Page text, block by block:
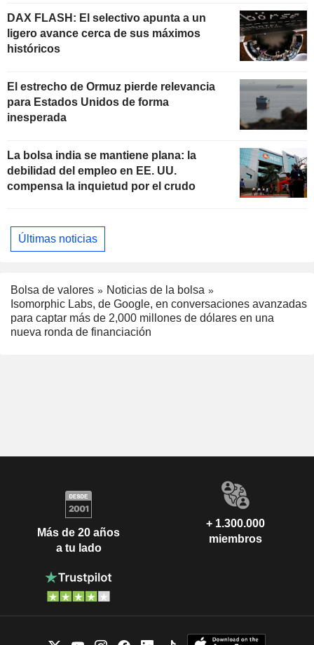
DAX FLASH: El selectivo apunta a un
ligero avance cerca de sus máximos
históricos
El estrecho de Ormuz pierde relevancia
para Estados Unidos de forma
inesperada
La bolsa india se mantiene plana: la
debilidad del empleo en EE. UU.
compensa la inquietud por el crudo
Últimas noticias
Bolsa de valores
Noticias de la bolsa
Isomorphic Labs, de Google, en conversaciones avanzadas
para captar más de 2,000 millones de dólares en una
nueva ronda de financiación
Más de 20 años
a tu lado
+ 1.300.000
miembros